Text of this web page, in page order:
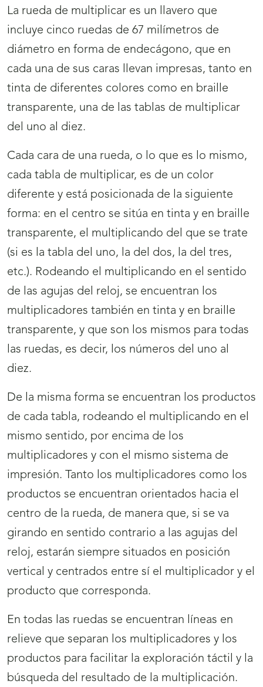
La rueda de multiplicar es un llavero que
incluye cinco ruedas de 67 milímetros de
diámetro en forma de endecágono, que en
cada una de sus caras llevan impresas, tanto en
tinta de diferentes colores como en braille
transparente, una de las tablas de multiplicar
del uno al diez.
Cada cara de una rueda, o lo que es lo mismo,
cada tabla de multiplicar, es de un color
diferente y está posicionada de la siguiente
forma: en el centro se sitúa en tinta y en braille
transparente, el multiplicando del que se trate
(si es la tabla del uno, la del dos, la del tres,
etc.). Rodeando el multiplicando en el sentido
de las agujas del reloj, se encuentran los
multiplicadores también en tinta y en braille
transparente, y que son los mismos para todas
las ruedas, es decir, los números del uno al
diez.
De la misma forma se encuentran los productos
de cada tabla, rodeando el multiplicando en el
mismo sentido, por encima de los
multiplicadores y con el mismo sistema de
impresión. Tanto los multiplicadores como los
productos se encuentran orientados hacia el
centro de la rueda, de manera que, si se va
girando en sentido contrario a las agujas del
reloj, estarán siempre situados en posición
vertical y centrados entre sí el multiplicador y el
producto que corresponda.
En todas las ruedas se encuentran líneas en
relieve que separan los multiplicadores y los
productos para facilitar la exploración táctil y la
búsqueda del resultado de la multiplicación.